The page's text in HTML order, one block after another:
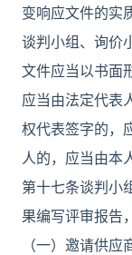
变响应文件的实
谈判小组、询价
文件应当以书面
应当由法定代表
权代表签字的，
人的，应当由本
第十七条谈判小
果编写评审报告
（一）邀请供